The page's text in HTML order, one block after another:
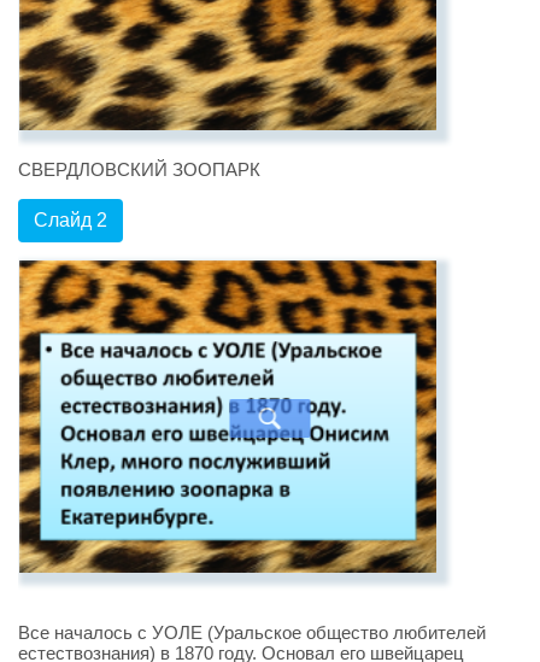
СВЕРДЛОВСКИЙ ЗООПАРК
Слайд 2
Все началось с УОЛЕ (Уральское общество любителей
естествознания) в 1870 году. Основал его швейцарец